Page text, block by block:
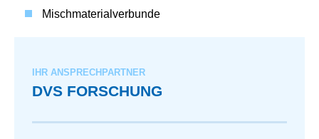
Mischmaterialverbunde
IHR ANSPRECHPARTNER
DVS FORSCHUNG